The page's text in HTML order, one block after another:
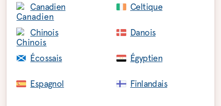
Canadien Celtique
Chinois Danois
Écossais Égyptien
Espagnol Finlandais